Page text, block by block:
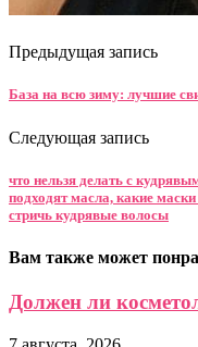
Предыдущая запись
База на всю зиму: лучшие
Следующая запись
что нельзя делать с
подходят масла, какие
стричь кудрявые волосы
Вам также может
Должен ли